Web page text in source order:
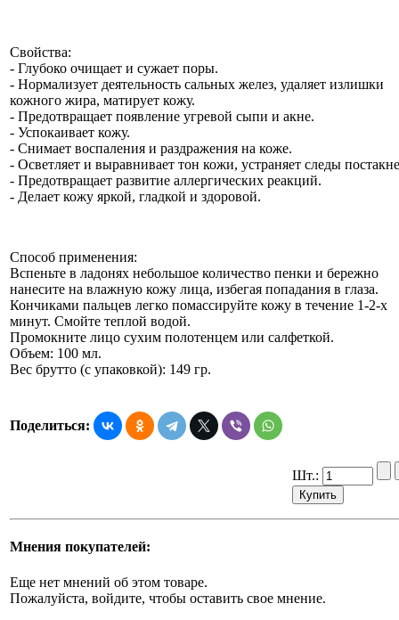
Свойства:
- Глубоко очищает и сужает поры.
- Нормализует деятельность сальных желез, удаляет излишки
кожного жира, матирует кожу.
- Предотвращает появление угревой сыпи и акне.
- Успокаивает кожу.
- Снимает воспаления и раздражения на коже.
- Осветляет и выравнивает тон кожи, устраняет следы
- Предотвращает развитие аллергических реакций.
- Делает кожу яркой, гладкой и здоровой.
Способ применения:
Вспеньте в ладонях небольшое количество пенки и бережно
нанесите на влажную кожу лица, избегая попадания в глаза.
Кончиками пальцев легко помассируйте кожу в течение 1-2-х
минут. Смойте теплой водой.
Промокните лицо сухим полотенцем или салфеткой.
Объем: 100 мл.
Вес брутто (с упаковкой): 149 гр.
Поделиться:
Шт.:
Мнения покупателей:
Еще нет мнений об этом товаре.
Пожалуйста, войдите, чтобы оставить свое мнение.